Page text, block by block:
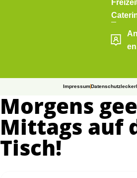
en
ImpressumDatenschutz
Morgens
Mittags auf
Tisch!